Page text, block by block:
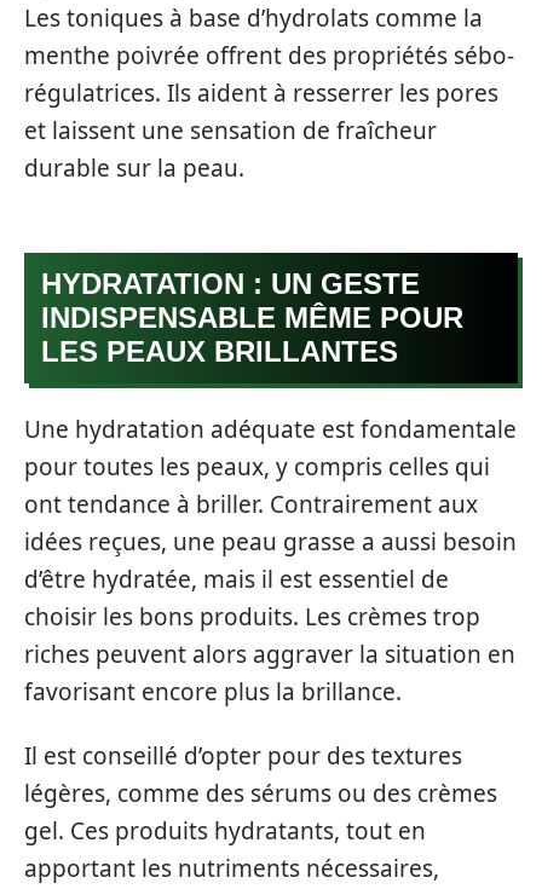
Les toniques à base d’hydrolats comme la
menthe poivrée offrent des propriétés sébo-
régulatrices. Ils aident à resserrer les pores
et laissent une sensation de fraîcheur
durable sur la peau.
HYDRATATION : UN GESTE
INDISPENSABLE MÊME POUR
LES PEAUX BRILLANTES
Une hydratation adéquate est fondamentale
pour toutes les peaux, y compris celles qui
ont tendance à briller. Contrairement aux
idées reçues, une peau grasse a aussi besoin
d’être hydratée, mais il est essentiel de
choisir les bons produits. Les crèmes trop
riches peuvent alors aggraver la situation en
favorisant encore plus la brillance.
Il est conseillé d’opter pour des textures
légères, comme des sérums ou des crèmes
gel. Ces produits hydratants, tout en
apportant les nutriments nécessaires,